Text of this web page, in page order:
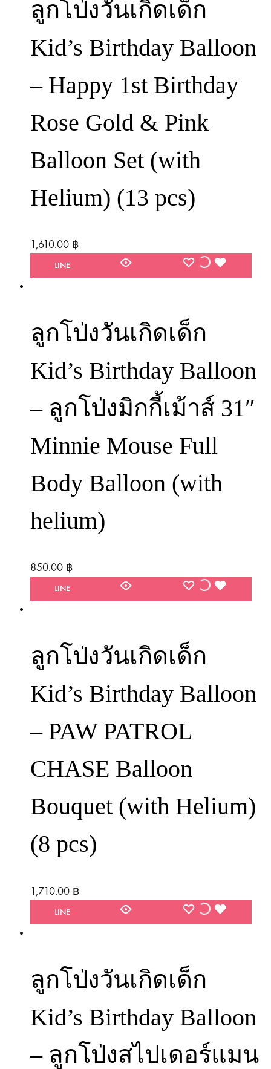
ลูกโป่งวันเกิดเด็ก
Kid’s Birthday Balloon
– Happy 1st Birthday
Rose Gold & Pink
Balloon Set (with
Helium) (13 pcs)
1,610.00 ฿
LINE WISHLISTWISHLIST
ลูกโป่งวันเกิดเด็ก
Kid’s Birthday Balloon
– ลูกโป่งมิกกี้เม้าส์ 31″
Minnie Mouse Full
Body Balloon (with
helium)
850.00 ฿
LINE WISHLISTWISHLIST
ลูกโป่งวันเกิดเด็ก
Kid’s Birthday Balloon
– PAW PATROL
CHASE Balloon
Bouquet (with Helium)
(8 pcs)
1,710.00 ฿
LINE WISHLISTWISHLIST
ลูกโป่งวันเกิดเด็ก
Kid’s Birthday Balloon
– ลูกโป่งสไปเดอร์แมน